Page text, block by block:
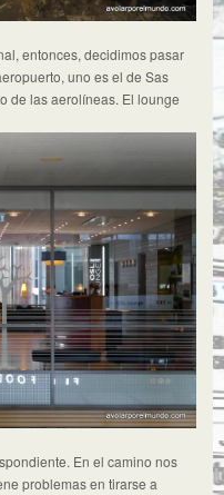
entonces, decidimos pasar
uno es el de Sas
de las aerolíneas. El lounge
En el camino nos
problemas en tirarse a